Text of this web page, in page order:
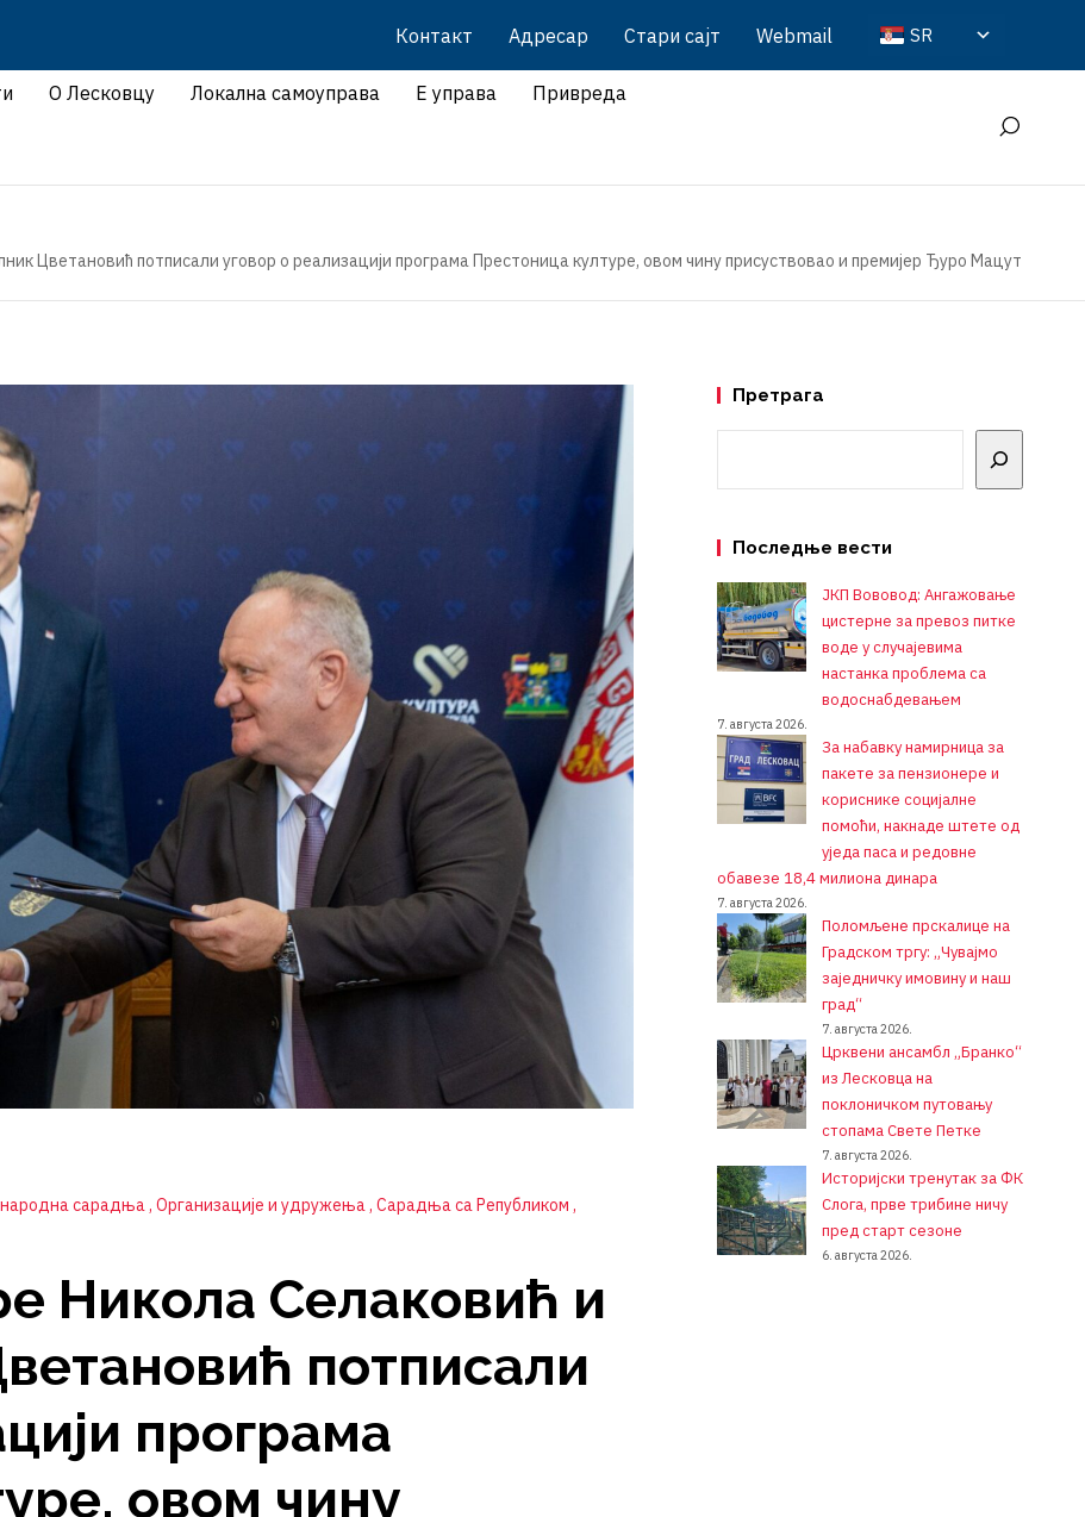
Контакт Адресар Стари сајт Webmail SR
О Лесковцу Локална самоуправа Е управа Привреда
Цветановић потписали уговор о реализацији програма Престоница културе, овом чину присуствовао и премијер Ђуро Мацут
сарадња Организације и удружења Сарадња са Републиком
Никола Селаковић и
потписали
програма
овом чину
Претрага
Последње вести
ЈКП Вововод: Ангажовање
цистерне за превоз питке
воде у случајевима
настанка проблема са
водоснабдевањем
7. августа 2026.
За набавку намирница за
пакете за пензионере и
кориснике социјалне
помоћи, накнаде штете од
уједа паса и редовне
обавезе 18,4 милиона динара
7. августа 2026.
Поломљене прскалице на
Градском тргу: „Чувајмо
заједничку имовину и наш
град“
7. августа 2026.
Црквени ансамбл „Бранко“
из Лесковца на
поклоничком путовању
стопама Свете Петке
7. августа 2026.
Историјски тренутак за ФК
Слога, прве трибине ничу
пред старт сезоне
6. августа 2026.